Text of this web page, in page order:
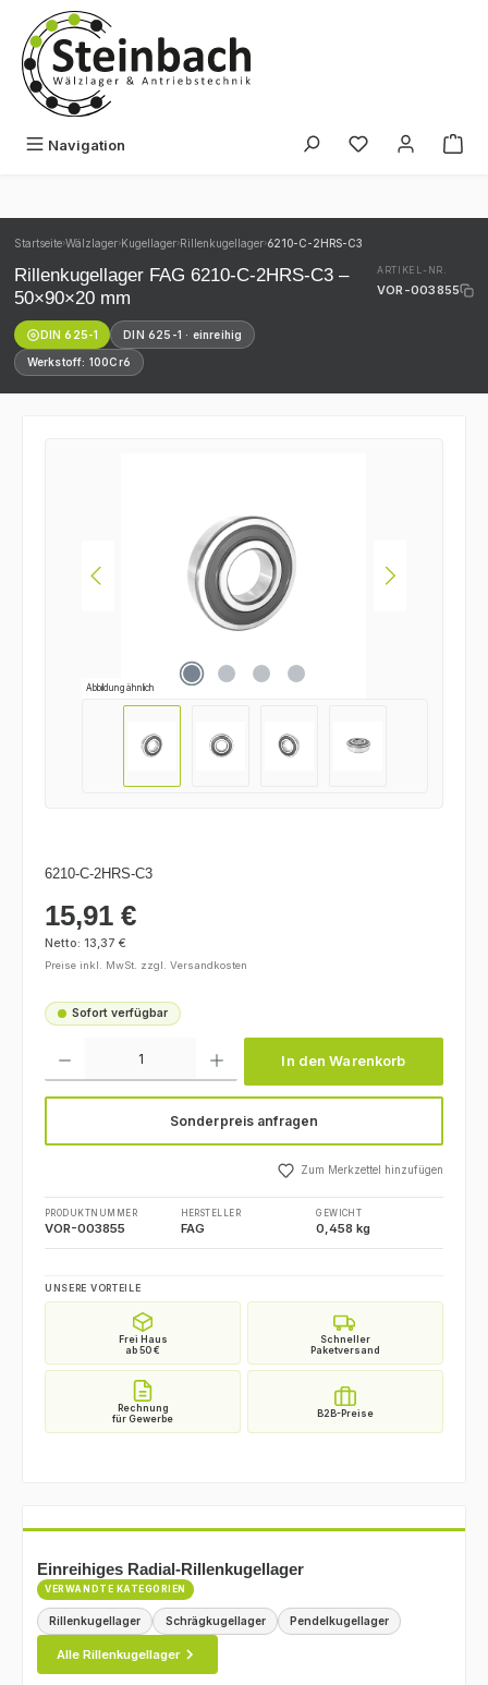
Zum Hauptinhalt springen
Navigation Du hast 0
Startseite›Wälzlager›Kugellager›Rillenkugellager›6210-C-2HRS-C3
Rillenkugellager FAG 6210-C-2HRS-C3 –
50×90×20 mm
DIN 625-1 DIN 625-1 · einreihig
Werkstoff: 100Cr6
ARTIKEL-NR.
VOR-003855
Abbildung ähnlich
6210-C-2HRS-C3
Regulärer Preis:
15,91 €
Netto: 13,37 €
Preise inkl. MwSt. zzgl. Versandkosten
Sofort verfügbar
In den Warenkorb
Sonderpreis anfragen
Zum Merkzettel hinzufügen
PRODUKTNUMMER
VOR-003855
HERSTELLER
FAG
GEWICHT
0,458 kg
UNSERE VORTEILE
Einreihiges Radial-Rillenkugellager
VERWANDTE KATEGORIEN
Rillenkugellager Schrägkugellager Pendelkugellager
Alle Rillenkugellager